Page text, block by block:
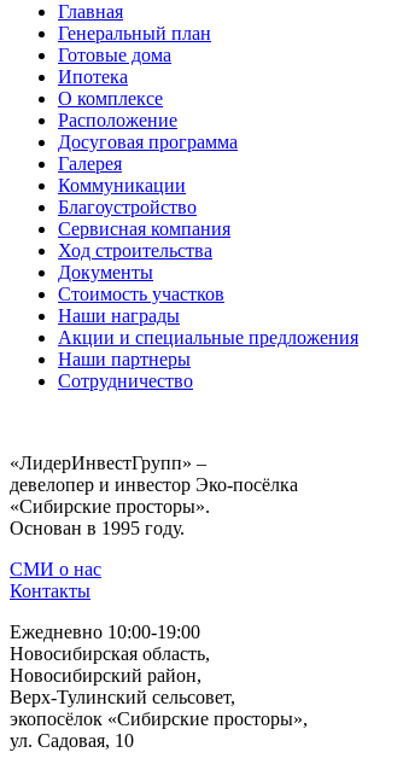
Главная
Генеральный план
Готовые дома
Ипотека
О комплексе
Расположение
Досуговая программа
Галерея
Коммуникации
Благоустройство
Сервисная компания
Ход строительства
Документы
Стоимость участков
Наши награды
Акции и специальные предложения
Наши партнеры
Сотрудничество
«ЛидерИнвестГрупп» –
девелопер и инвестор Эко-посёлка
«Сибирские просторы».
Основан в 1995 году.
СМИ о нас
Контакты
Ежедневно 10:00-19:00
Новосибирская область,
Новосибирский район,
Верх-Тулинский сельсовет,
экопосёлок «Сибирские просторы»,
ул. Садовая, 10